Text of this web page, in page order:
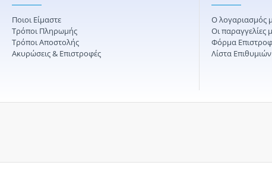
Ποιοι Είμαστε
Τρόποι Πληρωμής
Τρόποι Αποστολής
Ακυρώσεις & Επιστροφές
Ο λογαριασμός
Οι παραγγελίες
Φόρμα
Λίστα Επιθυμιών